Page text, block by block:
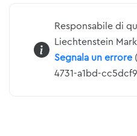
Responsabile di
Liechtenstein
Segnala un errore
4731-a1bd-